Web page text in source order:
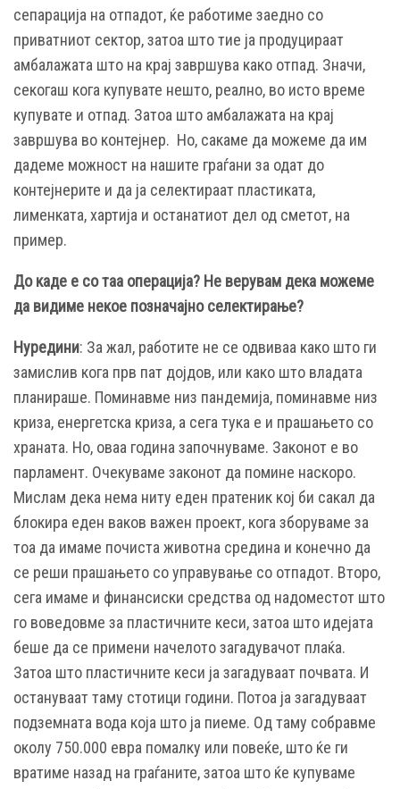
сепарација на отпадот, ќе работиме заедно со
приватниот сектор, затоа што тие ја продуцираат
амбалажата што на крај завршува како отпад. Значи,
секогаш кога купувате нешто, реално, во исто време
купувате и отпад. Затоа што амбалажата на крај
завршува во контејнер. Но, сакаме да можеме да им
дадеме можност на нашите граѓани за одат до
контејнерите и да ја селектираат пластиката,
лименката, хартија и останатиот дел од сметот, на
пример.
До каде е со таа операција? Не верувам дека можеме
да видиме некое позначајно селектирање?
Нуредини: За жал, работите не се одвиваа како што ги
замислив кога прв пат дојдов, или како што владата
планираше. Поминавме низ пандемија, поминавме низ
криза, енергетска криза, а сега тука е и прашањето со
храната. Но, оваа година започнуваме. Законот е во
парламент. Очекуваме законот да помине наскоро.
Мислам дека нема ниту еден пратеник кој би сакал да
блокира еден ваков важен проект, кога зборуваме за
тоа да имаме почиста животна средина и конечно да
се реши прашањето со управување со отпадот. Второ,
сега имаме и финансиски средства од надоместот што
го воведовме за пластичните кеси, затоа што идејата
беше да се примени начелото загадувачот плаќа.
Затоа што пластичните кеси ја загадуваат почвата. И
остануваат таму стотици години. Потоа ја загадуваат
подземната вода која што ја пиеме. Од таму собравме
околу 750.000 евра помалку или повеќе, што ќе ги
вратиме назад на граѓаните, затоа што ќе купуваме